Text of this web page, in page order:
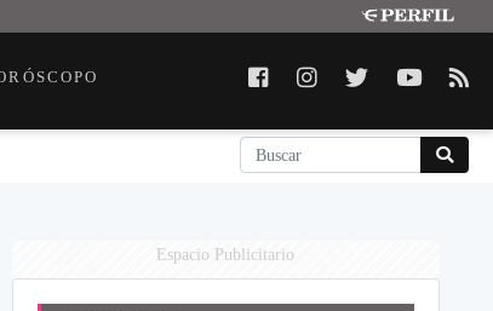
Espacio Publicitario